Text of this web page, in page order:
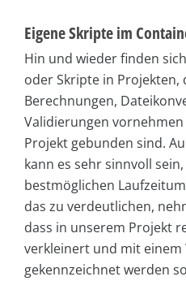
Eigene Skripte im
Hin und wieder finden
oder Skripte in Projekten,
Berechnungen,
Validierungen
Projekt gebunden sind.
kann es sehr sinnvoll
bestmöglichen
das zu verdeutlichen,
dass in unserem Projekt
verkleinert und mit einem
gekennzeichnet werden